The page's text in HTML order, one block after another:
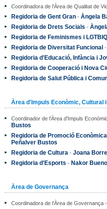
Coordinadora de l'Àrea de Qualitat de
Regidoria de Gent Gran- Àngela
Regidoria de Drets Socials -
Regidoria de Feminismes i
Regidoria de Diversitat Funcional -
Regidoria d'Educació, Infància i
Regidoria de Cooperació i Nova
Regidoria de Salut Pública i
Àrea d'Impuls Econòmic, Cultural
Coordinador de l'Àrea d'Impuls
Bustos
Regidoria de Promoció
Peñalver Bustos
Regidoria de Cultura - Joana
Regidoria d'Esports - Nakor
Àrea de Governança
Coordinadora de l'Àrea de Governança -